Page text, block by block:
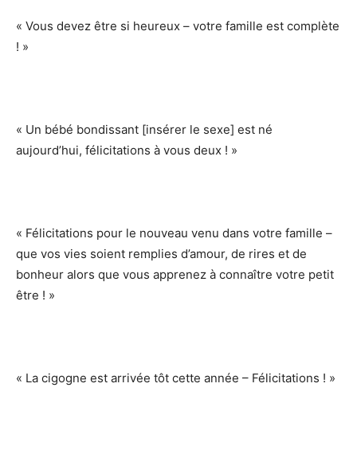
« Vous devez être si heureux – votre famille est complète
! »
« Un bébé bondissant [insérer le sexe] est né
aujourd’hui, félicitations à vous deux ! »
« Félicitations pour le nouveau venu dans votre famille –
que vos vies soient remplies d’amour, de rires et de
bonheur alors que vous apprenez à connaître votre petit
être ! »
« La cigogne est arrivée tôt cette année – Félicitations ! »